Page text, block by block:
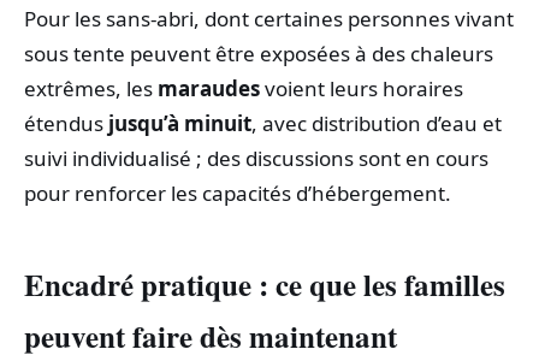
Pour les sans-abri, dont certaines personnes vivant
sous tente peuvent être exposées à des chaleurs
extrêmes, les maraudesvoient leurs horaires
étendus jusqu’à minuit, avec distribution d’eau et
suivi individualisé ; des discussions sont en cours
pour renforcer les capacités d’hébergement.
Encadré pratique : ce que les familles
peuvent faire dès maintenant